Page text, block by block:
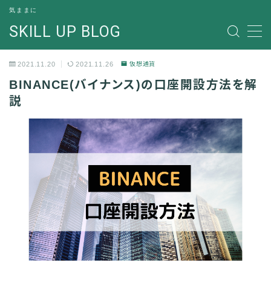
SKILL UP BLOG
気ままに
ガジェット
2021.11.20 2021.11.26 仮想通貨
BINANCE(バイナンス)の口座開設方法を解
説